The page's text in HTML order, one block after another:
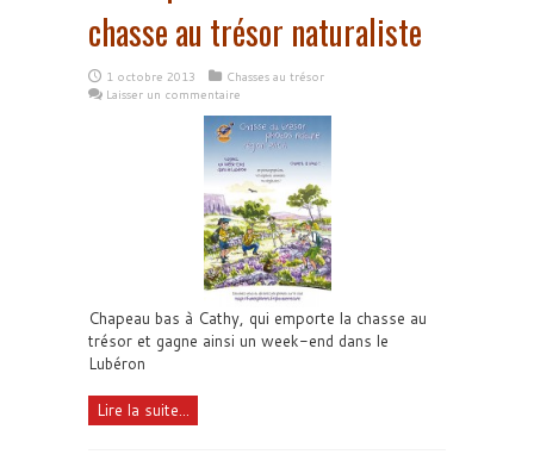
chasse au trésor naturaliste
1 octobre 2013
Chasses au trésor
Laisser un commentaire
Chapeau bas à Cathy, qui emporte la chasse au
trésor et gagne ainsi un week-end dans le
Lubéron
Lire la suite...